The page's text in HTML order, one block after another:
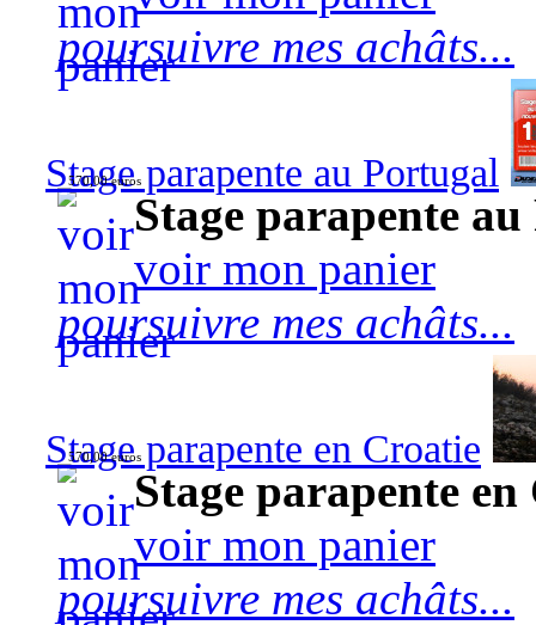
poursuivre mes achâts...
Stage parapente au Portugal
570,00 euros
Stage parapente
voir mon panier
poursuivre mes achâts...
Stage parapente en Croatie
570,00 euros
Stage parapente
voir mon panier
poursuivre mes achâts...